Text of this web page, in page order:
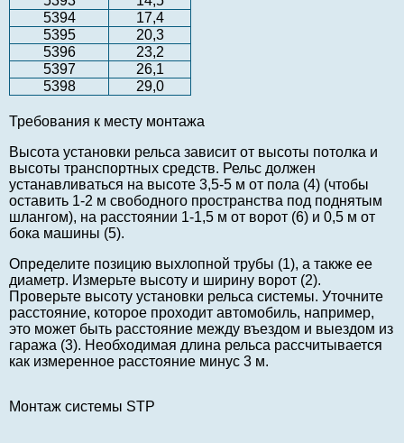
5394
17,4
5395
20,3
5396
23,2
5397
26,1
5398
29,0
Требования к месту монтажа
Высота установки рельса зависит от высоты потолка и
высоты транспортных средств. Рельс должен
устанавливаться на высоте 3,5-5 м от пола (4) (чтобы
оставить 1-2 м свободного пространства под поднятым
шлангом), на расстоянии 1-1,5 м от ворот (6) и 0,5 м от
бока машины (5).
Определите позицию выхлопной трубы (1), а также ее
диаметр. Измерьте высоту и ширину ворот (2).
Проверьте высоту установки рельса системы. Уточните
расстояние, которое проходит автомобиль, например,
это может быть расстояние между въездом и выездом из
гаража (3). Необходимая длина рельса рассчитывается
как измеренное расстояние минус 3 м.
Монтаж системы STP